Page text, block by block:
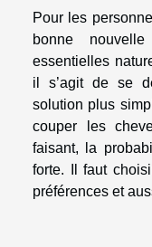
Pour les
bonne
essentielles
il s’agit de se
solution plus
couper les
faisant, la
forte. Il faut
préférences et